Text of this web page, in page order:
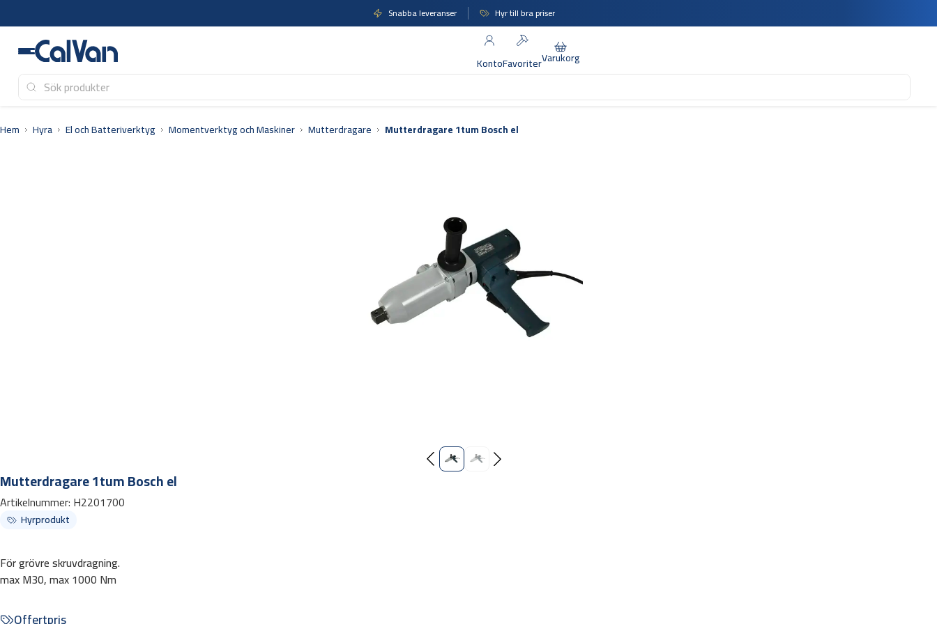
till
Snabba leveranser Hyr till bra priser
KontoFavoriterVarukorg
Hem Hyra El och Batteriverktyg Momentverktyg och Maskiner Mutterdragare Mutterdragare 1tum Bosch el
Mutterdragare 1tum Bosch el
Artikelnummer: H2201700
Hyrprodukt
För grövre skruvdragning.
max M30, max 1000 Nm